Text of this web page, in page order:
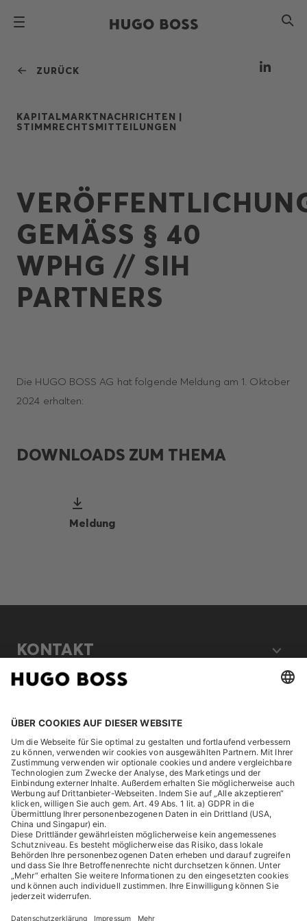
ZURÜCK
KAPITALMARKTNACHRICHTEN |
STIMMRECHTSMITTEILUNGEN
GEMÄSS § 40
WPHG // SIH
PARTNERS
Die HUGO BOSS AG hat folgende Meldung am 1. Oktober
2024 erhalten:
DOWNLOADS ZUM THEMA
Meldung
KONTAKT
ENTDECKEN
HUGO BOSS Corporate